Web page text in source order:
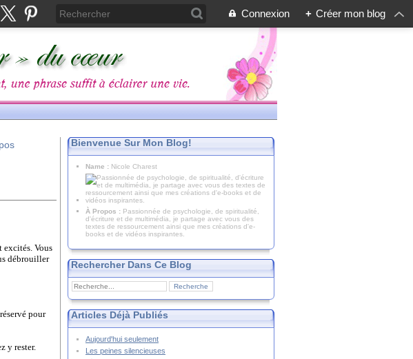
Connexion + Créer mon blog
excités. Vous
débrouiller
pour
y rester.
Bienvenue Sur Mon Blog!
Name : Nicole Charest
À Propos : Passionnée de psychologie, de spiritualité,
d'écriture et de multimédia, je partage avec vous des
textes de ressourcement ainsi que mes créations d'e-
books et de vidéos inspirantes.
Rechercher Dans Ce Blog
Articles Déjà Publiés
Aujourd'hui seulement
Les peines silencieuses